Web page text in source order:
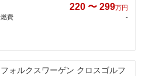
220 〜 299万円
燃費
-
フォルクスワーゲン クロスゴルフ